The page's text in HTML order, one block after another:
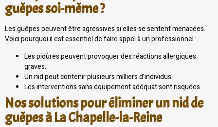
guêpes soi-même ?
Les guêpes peuvent être agressives si elles se sentent menacées.
Voici pourquoi il est essentiel de faire appel à un professionnel :
Les piqûres peuvent provoquer des réactions allergiques
graves.
Un nid peut contenir plusieurs milliers d’individus.
Les interventions sans équipement adéquat sont risquées.
Nos solutions pour éliminer un nid de
guêpes à La Chapelle-la-Reine